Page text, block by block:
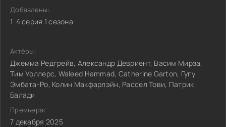
Добавлены:
1-4 серия 1 сезона
Актёры:
Джемма Редгрейв, Александр Девриент, Васим Мирза,
Тим Уоллерс, Waleed Hammad, Catherine Garton, Гугу
Эмбата-Ро, Колин Макфарлэйн, Рассел Тови, Патрик
Балади
Премьера:
7 декабря 2025